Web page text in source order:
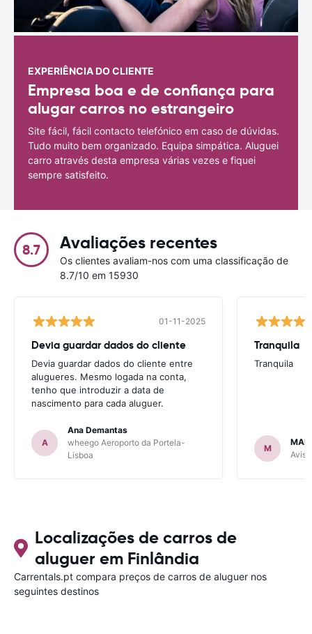
EXPERIÊNCIA DO CLIENTE
Empresa boa e de confiança para
alugar carros no estrangeiro
Site fácil, fácil contacto telefónico em caso de dúvidas.
Tudo muito bem organizado. Equipa simpática. Aluguei
carro através desta empresa várias vezes e fiquei
sempre satisfeito.
8.7 Avaliações recentes
Os clientes avaliam-nos com uma classificação de
8.7/10 em 15930
01-11-2025
Devia guardar dados do cliente
Devia guardar dados do cliente entre
alugueres. Mesmo logada na conta,
tenho que introduzir a data de
nascimento para cada aluguer.
A
Ana Demantas
wheego Aeroporto da Portela-
Lisboa
Tranquila
Tranquila
M
Avis
Localizações de carros de
aluguer em Finlândia
Carrentals.pt compara preços de carros de aluguer nos
seguintes destinos